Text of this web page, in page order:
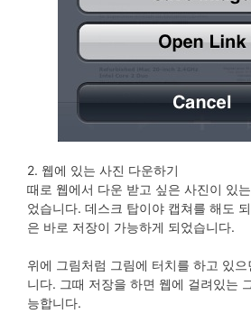
2. 웹에 있는 사진 다운하기
때로 웹에서 다운 받고 싶은 사진이 있
었습니다. 데스크 탑이야 캡쳐를 해도
은 바로 저장이 가능하게 되었습니다.
위에 그림처럼 그림에 터치를 하고 있
니다. 그때 저장을 하면 웹에 걸려있는
능합니다.